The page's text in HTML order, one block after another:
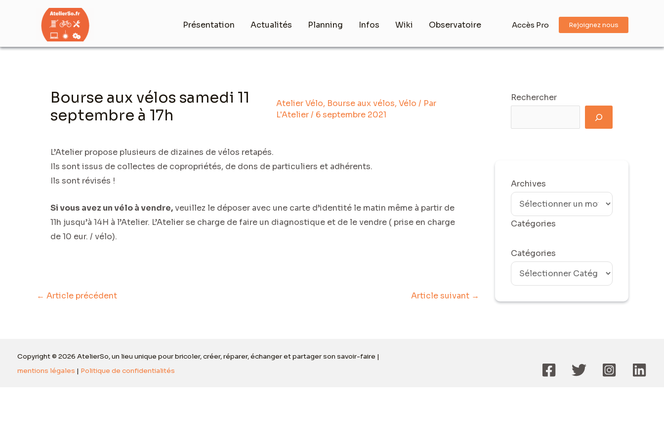
Présentation Actualités Planning Infos Wiki Observatoire Accès Pro Rejoignez nous
Bourse aux vélos samedi 11
septembre à 17h
Atelier Vélo, Bourse aux vélos,Vélo / Par
L'Atelier/ 6 septembre 2021
L’Atelier propose plusieurs de dizaines de vélos retapés.
Ils sont issus de collectes de copropriétés, de dons de particuliers et adhérents.
Ils sont révisés !
Si vous avez un vélo à vendre,veuillez le déposer avec une carte d’identité le matin même à partir de
11h jusqu’à 14H à l’Atelier. L’Atelier se charge de faire un diagnostique et de le vendre ( prise en charge
de 10 eur. / vélo).
← Article précédent Article suivant →
Rechercher
Archives
Catégories
Catégories
Copyright © 2026 AtelierSo, un lieu unique pour bricoler, créer, réparer, échanger et partager son savoir-faire |
mentions légales | Politique de confidentialités